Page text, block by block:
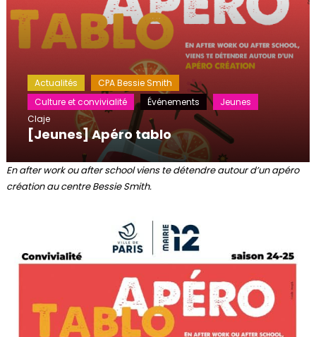
Actualités
CPA Bessie Smith
Culture et convivialité
Événements
Jeunes
Claje
[Jeunes] Apéro tablo
En after work ou after school viens te détendre autour d’un apéro
création au centre Bessie Smith.